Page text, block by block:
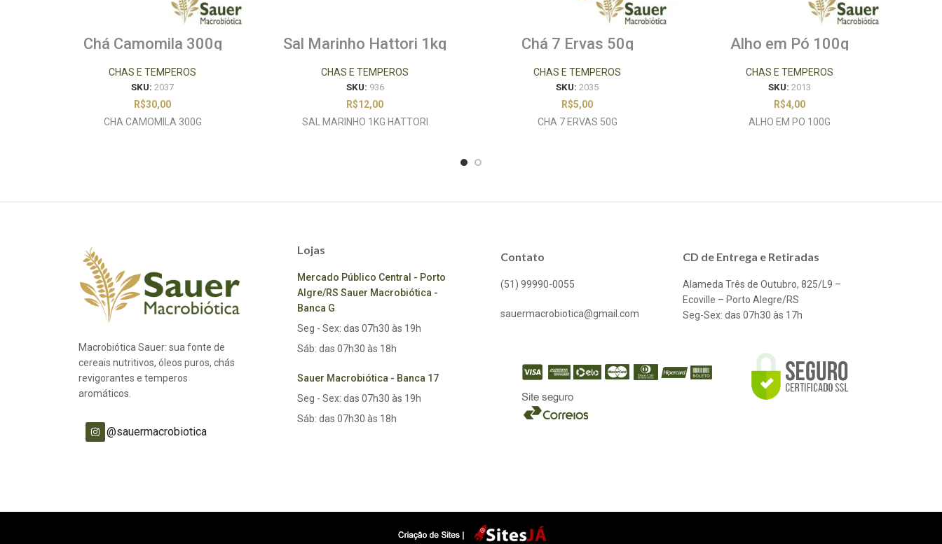
Chá Camomila 300g
CHAS E TEMPEROS
SKU: 2037
R$30,00
CHA CAMOMILA 300G
Sal Marinho Hattori 1kg
CHAS E TEMPEROS
SKU: 936
R$12,00
SAL MARINHO 1KG HATTORI
Chá 7 Ervas 50g
CHAS E TEMPEROS
SKU: 2035
R$5,00
CHA 7 ERVAS 50G
Alho em Pó 100g
CHAS E TEMPEROS
SKU: 2013
R$4,00
ALHO EM PO 100G
Macrobiótica Sauer: sua fonte de
cereais nutritivos, óleos puros, chás
revigorantes e temperos
aromáticos.
@sauermacrobiotica
Lojas
Mercado Público Central - Porto
Algre/RS Sauer Macrobiótica -
Banca G
Seg - Sex: das 07h30 às 19h
Sáb: das 07h30 às 18h
Sauer Macrobiótica - Banca 17
Seg - Sex: das 07h30 às 19h
Sáb: das 07h30 às 18h
Contato
(51) 99990-0055
sauermacrobiotica@gmail.com
CD de Entrega e Retiradas
Alameda Três de Outubro, 825/L9 –
Ecoville – Porto Alegre/RS
Seg-Sex: das 07h30 às 17h